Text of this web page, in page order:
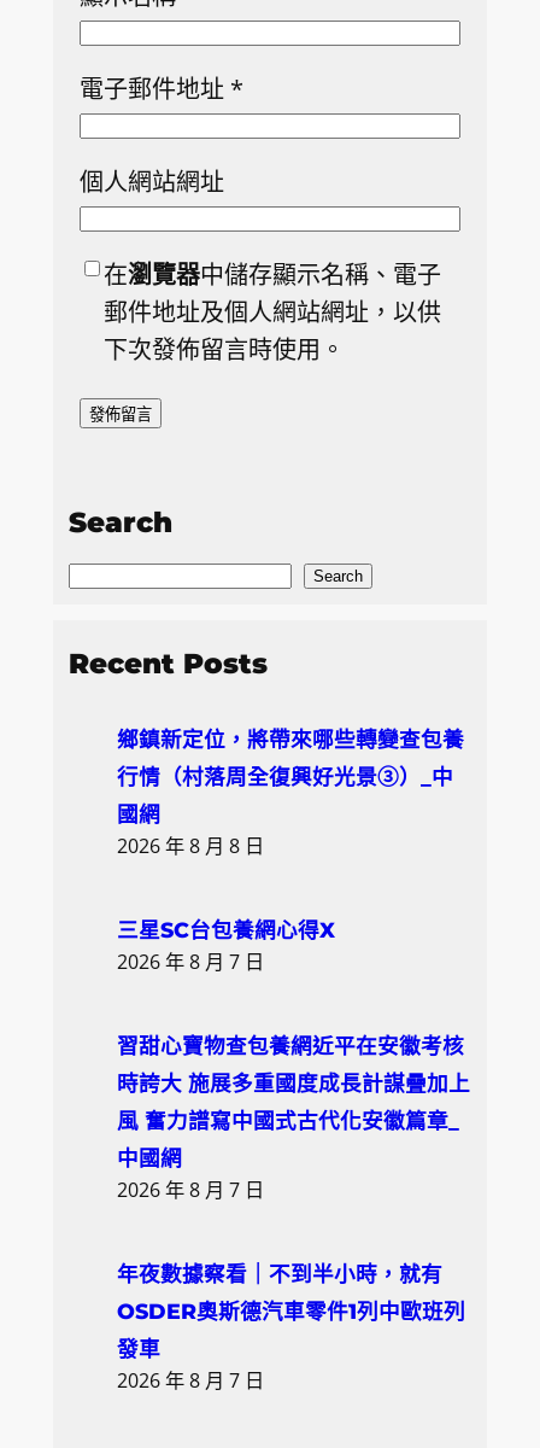
電子郵件地址 *
個人網站網址
在瀏覽器中儲存顯示名稱、電子
郵件地址及個人網站網址，以供
下次發佈留言時使用。
Search
S
a
Search
Recent Posts
鄉鎮新定位，將帶來哪些轉變查包養
行情（村落周全復興好光景③）_中
國網
2026 年 8 月 8 日
三星SC台包養網心得X
2026 年 8 月 7 日
習甜心寶物查包養網近平在安徽考核
時誇大 施展多重國度成長計謀疊加上
風 奮力譜寫中國式古代化安徽篇章_
中國網
2026 年 8 月 7 日
年夜數據察看｜不到半小時，就有
OSDER奧斯德汽車零件1列中歐班列
發車
2026 年 8 月 7 日